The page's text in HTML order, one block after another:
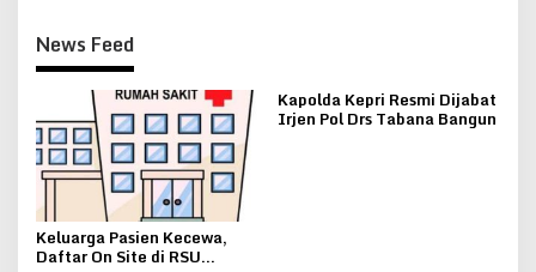
News Feed
Keluarga Pasien Kecewa,
Daftar On Site di RSU
Kapolda Kepri Resmi Dijabat
Irjen Pol Drs Tabana Bangun